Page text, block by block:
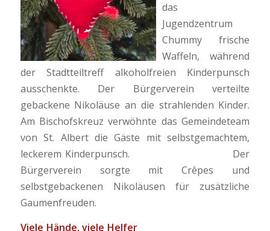
das
Jugendzentrum
Chummy frische
Waffeln, während
der Stadtteiltreff alkoholfreien Kinderpunsch
ausschenkte. Der Bürgerverein verteilte
gebackene Nikoläuse an die strahlenden Kinder.
Am Bischofskreuz verwöhnte das Gemeindeteam
von St. Albert die Gäste mit selbstgemachtem,
leckerem Kinderpunsch. Der
Bürgerverein sorgte mit Crêpes und
selbstgebackenen Nikoläusen für zusätzliche
Gaumenfreuden.
Viele Hände, viele Helfer